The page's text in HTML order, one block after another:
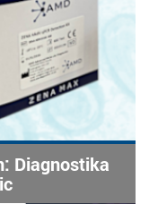
Diagnostika